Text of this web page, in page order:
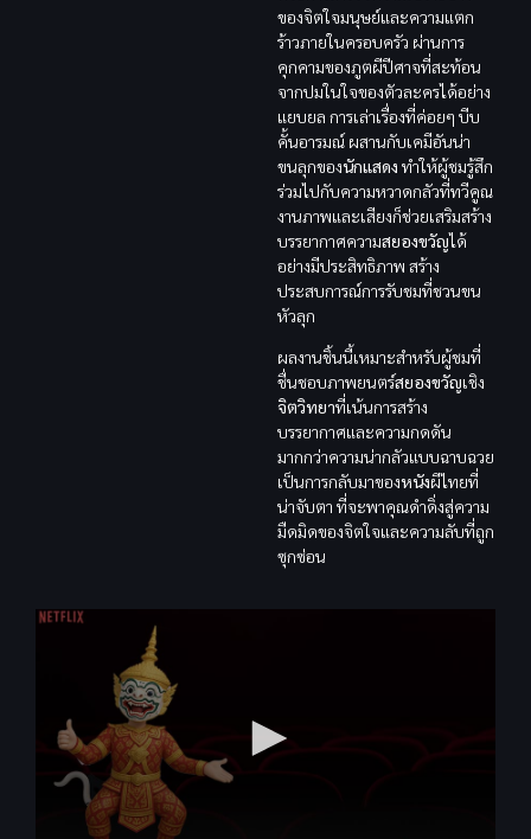
ของจิตใจมนุษย์และความแตก
ร้าวภายในครอบครัว ผ่านการ
คุกคามของภูตผีปีศาจที่สะท้อน
จากปมในใจของตัวละครได้อย่าง
แยบยล การเล่าเรื่องที่ค่อยๆ บีบ
คั้นอารมณ์ ผสานกับเคมีอันน่า
ขนลุกของนักแสดง ทำให้ผู้ชมรู้สึก
ร่วมไปกับความหวาดกลัวที่ทวีคูณ
งานภาพและเสียงก็ช่วยเสริมสร้าง
บรรยากาศความสยองขวัญได้
อย่างมีประสิทธิภาพ สร้าง
ประสบการณ์การรับชมที่ชวนขน
หัวลุก
ผลงานชิ้นนี้เหมาะสำหรับผู้ชมที่
ชื่นชอบภาพยนตร์สยองขวัญเชิง
จิตวิทยาที่เน้นการสร้าง
บรรยากาศและความกดดัน
มากกว่าความน่ากลัวแบบฉาบฉวย
เป็นการกลับมาของหนังผีไทยที่
น่าจับตา ที่จะพาคุณดำดิ่งสู่ความ
มืดมิดของจิตใจและความลับที่ถูก
ซุกซ่อน